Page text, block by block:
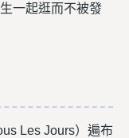
一起逛而不被發
Les Jours）遍布